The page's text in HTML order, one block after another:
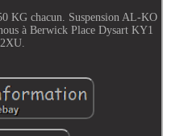
KG chacun. Suspension AL-KO
à Berwick Place Dysart KY1
2XU.